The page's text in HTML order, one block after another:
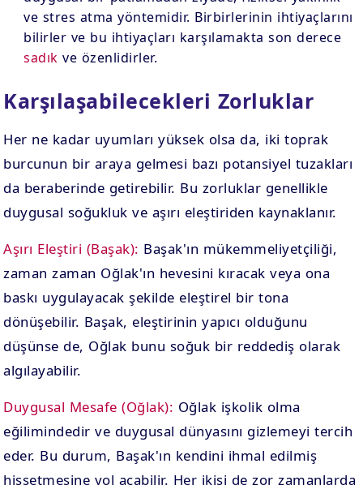
ve stres atma yöntemidir. Birbirlerinin ihtiyaçlarını
bilirler ve bu ihtiyaçları karşılamakta son derece
sadık ve özenlidirler.
Karşılaşabilecekleri Zorluklar
Her ne kadar uyumları yüksek olsa da, iki toprak
burcunun bir araya gelmesi bazı potansiyel tuzakları
da beraberinde getirebilir. Bu zorluklar genellikle
duygusal soğukluk ve aşırı eleştiriden kaynaklanır.
Aşırı Eleştiri (Başak): Başak'ın mükemmeliyetçiliği,
zaman zaman Oğlak'ın hevesini kıracak veya ona
baskı uygulayacak şekilde eleştirel bir tona
dönüşebilir. Başak, eleştirinin yapıcı olduğunu
düşünse de, Oğlak bunu soğuk bir reddediş olarak
algılayabilir.
Duygusal Mesafe (Oğlak): Oğlak işkolik olma
eğilimindedir ve duygusal dünyasını gizlemeyi tercih
eder. Bu durum, Başak'ın kendini ihmal edilmiş
hissetmesine yol açabilir. Her ikisi de zor zamanlarda